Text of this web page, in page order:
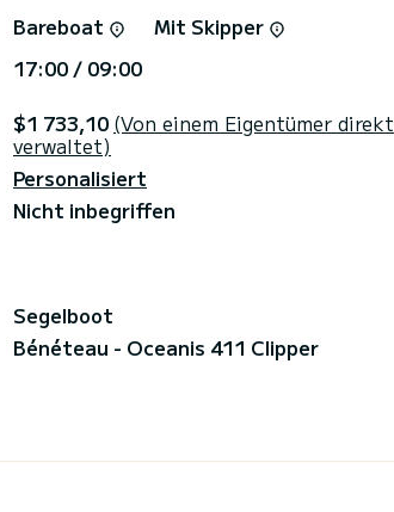
Bareboat
Mit Skipper
17:00 / 09:00
$1 733,10 (Von einem Eigentümer direkt
verwaltet)
Personalisiert
Nicht inbegriffen
Segelboot
Bénéteau - Oceanis 411 Clipper